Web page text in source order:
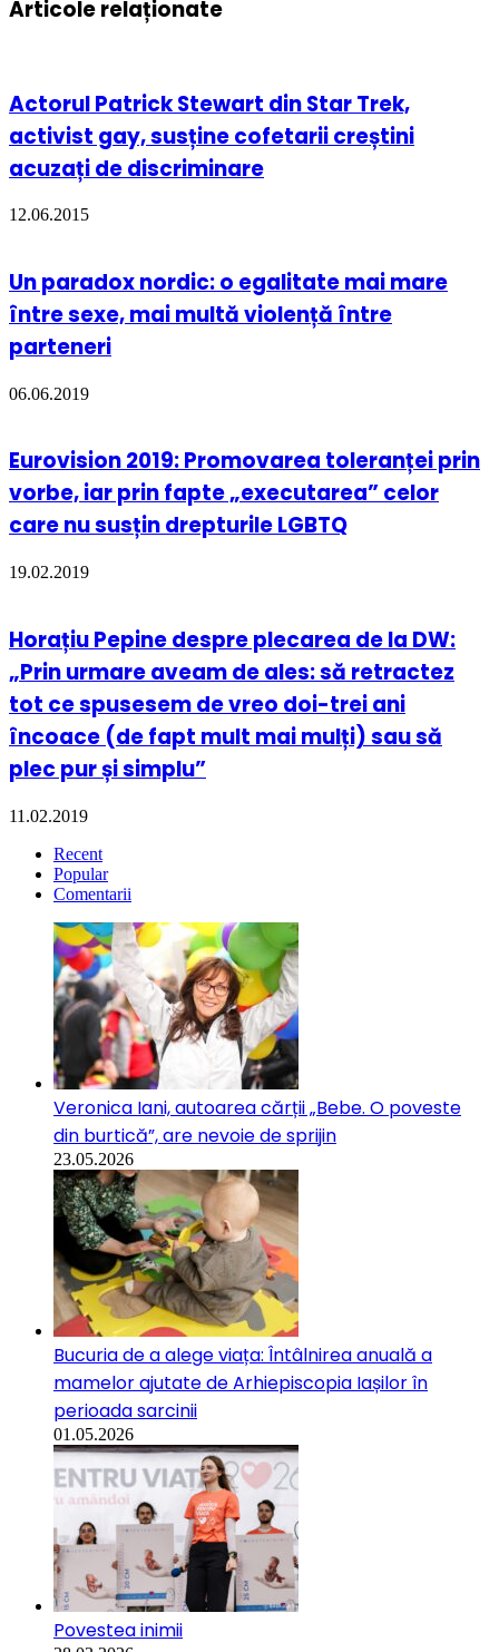
Articole relaționate
Actorul Patrick Stewart din Star Trek,
activist gay, susține cofetarii creștini
acuzați de discriminare
12.06.2015
Un paradox nordic: o egalitate mai mare
între sexe, mai multă violență între
parteneri
06.06.2019
Eurovision 2019: Promovarea toleranței prin
vorbe, iar prin fapte „executarea” celor
care nu susțin drepturile LGBTQ
19.02.2019
Horațiu Pepine despre plecarea de la DW:
„Prin urmare aveam de ales: să retractez
tot ce spusesem de vreo doi-trei ani
încoace (de fapt mult mai mulți) sau să
plec pur și simplu”
11.02.2019
Recent
Popular
Comentarii
Veronica Iani, autoarea cărții „Bebe. O poveste
din burtică”, are nevoie de sprijin
23.05.2026
Bucuria de a alege viața: Întâlnirea anuală a
mamelor ajutate de Arhiepiscopia Iașilor în
perioada sarcinii
01.05.2026
Povestea inimii